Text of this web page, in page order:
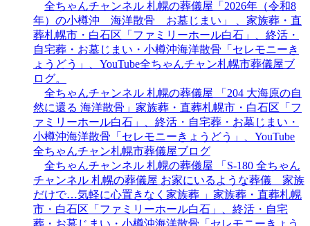
全ちゃんチャンネル 札幌の葬儀屋「2026年（令和8
年）の小樽沖 海洋散骨 お墓じまい」 、家族葬・直
葬札幌市・白石区「ファミリーホール白石」、終活・
自宅葬・お墓じまい・小樽沖海洋散骨「セレモニーき
ょうどう」、YouTube全ちゃんチャン札幌市葬儀屋ブ
ログ。
全ちゃんチャンネル 札幌の葬儀屋 「204 大海原の自
然に還る 海洋散骨」家族葬・直葬札幌市・白石区「フ
ァミリーホール白石」、終活・自宅葬・お墓じまい・
小樽沖海洋散骨「セレモニーきょうどう」、YouTube
全ちゃんチャン札幌市葬儀屋ブログ
全ちゃんチャンネル 札幌の葬儀屋 「S-180 全ちゃん
チャンネル 札幌の葬儀屋 お家にいるような葬儀 家族
だけで…気軽に心置きなく家族葬 」家族葬・直葬札幌
市・白石区「ファミリーホール白石」、終活・自宅